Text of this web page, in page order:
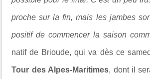
proche sur la fin, mais les jambes
positif de commencer la saison
natif de Brioude, qui va dès ce
Tour des Alpes-Maritimes, dont il